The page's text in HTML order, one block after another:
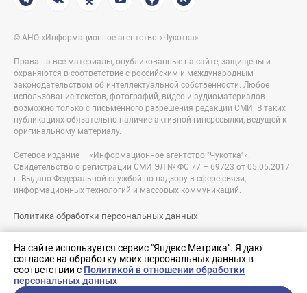
На сайте используется сервис "Яндекс Метрика". Я даю
согласие на обработку моих персональных данных в
соответствии с Политикой в отношении обработки
персональных данных
© АНО «Информационное агентство «Чукотка»
Права на все материалы, опубликованные на сайте, защищены и
охраняются в соответствие с российским и международным
законодательством об интеллектуальной собственности. Любое
использование текстов, фотографий, видео и аудиоматериалов
возможно только с письменного разрешения редакции СМИ. В таких
публикациях обязательно наличие активной гиперссылки, ведущей к
оригинальному материалу.
Сетевое издание – «Информационное агентство "Чукотка"».
Свидетельство о регистрации СМИ ЭЛ № ФС 77 – 69723 от 05.05.2017
г. Выдано Федеральной службой по надзору в сфере связи,
информационных технологий и массовых коммуникаций.
Политика обработки персональных данных
Разработка сайта:
nologostudio.ru